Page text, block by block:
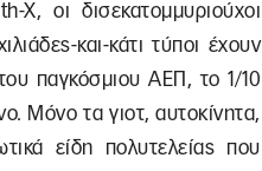
οι δισεκατομμυριούχοι
και-κάτι τύποι έχουν
παγκόσμιου ΑΕΠ, το 1/10
Μόνο τα γιοτ, αυτοκίνητα,
είδη πολυτελείας που